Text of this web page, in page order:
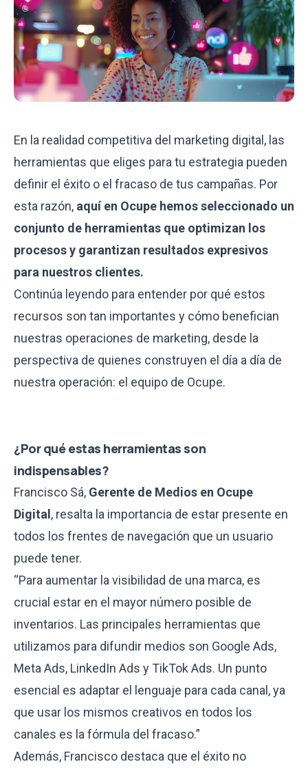
En la realidad competitiva del marketing digital, las
herramientas que eliges para tu estrategia pueden
definir el éxito o el fracaso de tus campañas. Por
esta razón, aquí en Ocupe hemos seleccionado un
conjunto de herramientas que optimizan los
procesos y garantizan resultados expresivos
para nuestros clientes.
Continúa leyendo para entender por qué estos
recursos son tan importantes y cómo benefician
nuestras operaciones de marketing, desde la
perspectiva de quienes construyen el día a día de
nuestra operación: el equipo de Ocupe.
¿Por qué estas herramientas son
indispensables?
Francisco Sá, Gerente de Medios en Ocupe
Digital , resalta la importancia de estar presente en
todos los frentes de navegación que un usuario
puede tener.
“Para aumentar la visibilidad de una marca, es
crucial estar en el mayor número posible de
inventarios. Las principales herramientas que
utilizamos para difundir medios son Google Ads,
Meta Ads, LinkedIn Ads y TikTok Ads. Un punto
esencial es adaptar el lenguaje para cada canal, ya
que usar los mismos creativos en todos los
canales es la fórmula del fracaso.”
Además, Francisco destaca que el éxito no